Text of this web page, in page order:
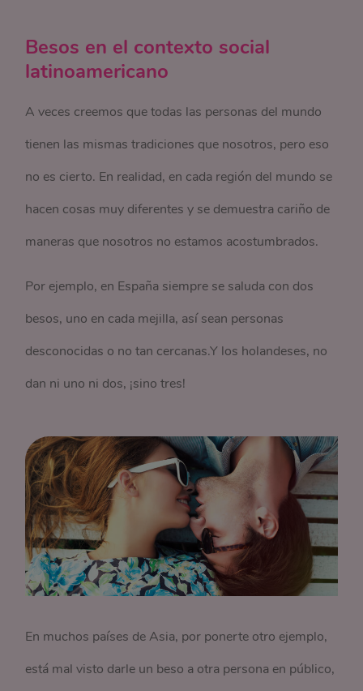
Besos en el contexto social
latinoamericano
A veces creemos que todas las personas del mundo
tienen las mismas tradiciones que nosotros, pero eso
no es cierto. En realidad, en cada región del mundo se
hacen cosas muy diferentes y se demuestra cariño de
maneras que nosotros no estamos acostumbrados.
Por ejemplo, en España siempre se saluda con dos
besos, uno en cada mejilla, así sean personas
desconocidas o no tan cercanas.Y los holandeses, no
dan ni uno ni dos, ¡sino tres!
En muchos países de Asia, por ponerte otro ejemplo,
está mal visto darle un beso a otra persona en público,